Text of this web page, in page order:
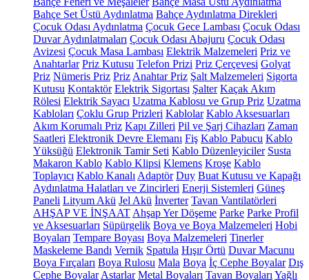
Bahçe Set Üstü Aydınlatma Bahçe Aydınlatma Direkleri
Çocuk Odası Aydınlatma Çocuk Gece Lambası Çocuk Odası
Duvar Aydınlatmaları Çocuk Odası Abajuru Çocuk Odası
Avizesi Çocuk Masa Lambası Elektrik Malzemeleri Priz ve
Anahtarlar Priz Kutusu Telefon Prizi Priz Çerçevesi Golyat
Priz Nümeris Priz Priz Anahtar Priz Şalt Malzemeleri Sigorta
Kutusu Kontaktör Elektrik Sigortası Şalter Kaçak Akım
Rölesi Elektrik Sayacı Uzatma Kablosu ve Grup Priz Uzatma
Kabloları Çoklu Grup Prizleri Kablolar Kablo Aksesuarları
Akım Korumalı Priz Kapı Zilleri Pil ve Şarj Cihazları Zaman
Saatleri Elektronik Devre Elemanı Fiş Kablo Pabucu Kablo
Yüksüğü Elektronik Tamir Seti Kablo Düzenleyiciler Susta
Makaron Kablo Kablo Klipsi Klemens Kroşe Kablo
Toplayıcı Kablo Kanalı Adaptör Duy Buat Kutusu ve Kapağı
Aydınlatma Halatları ve Zincirleri Enerji Sistemleri Güneş
Paneli Lityum Akü Jel Akü İnverter Tavan Vantilatörleri
AHŞAP VE İNŞAAT Ahşap Yer Döşeme Parke Parke Profil
ve Aksesuarları Süpürgelik Boya ve Boya Malzemeleri Hobi
Boyaları Tempare Boyası Boya Malzemeleri Tinerler
Maskeleme Bandı Vernik Spatula Hışır Örtü Duvar Macunu
Boya Fırçaları Boya Rulosu Mala Boya İç Cephe Boyalar Dış
Cephe Boyalar Astarlar Metal Boyaları Tavan Boyaları Yağlı